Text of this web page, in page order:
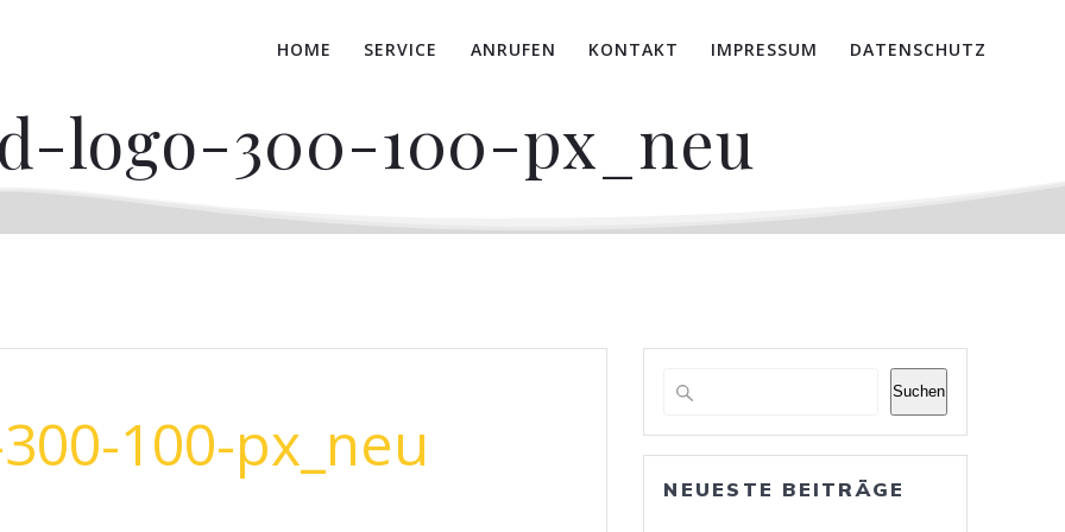
HOME SERVICE ANRUFEN KONTAKT IMPRESSUM DATENSCHUTZ
logo-300-100-px_neu
100-px_neu
Suchen
NEUESTE BEITRÄGE